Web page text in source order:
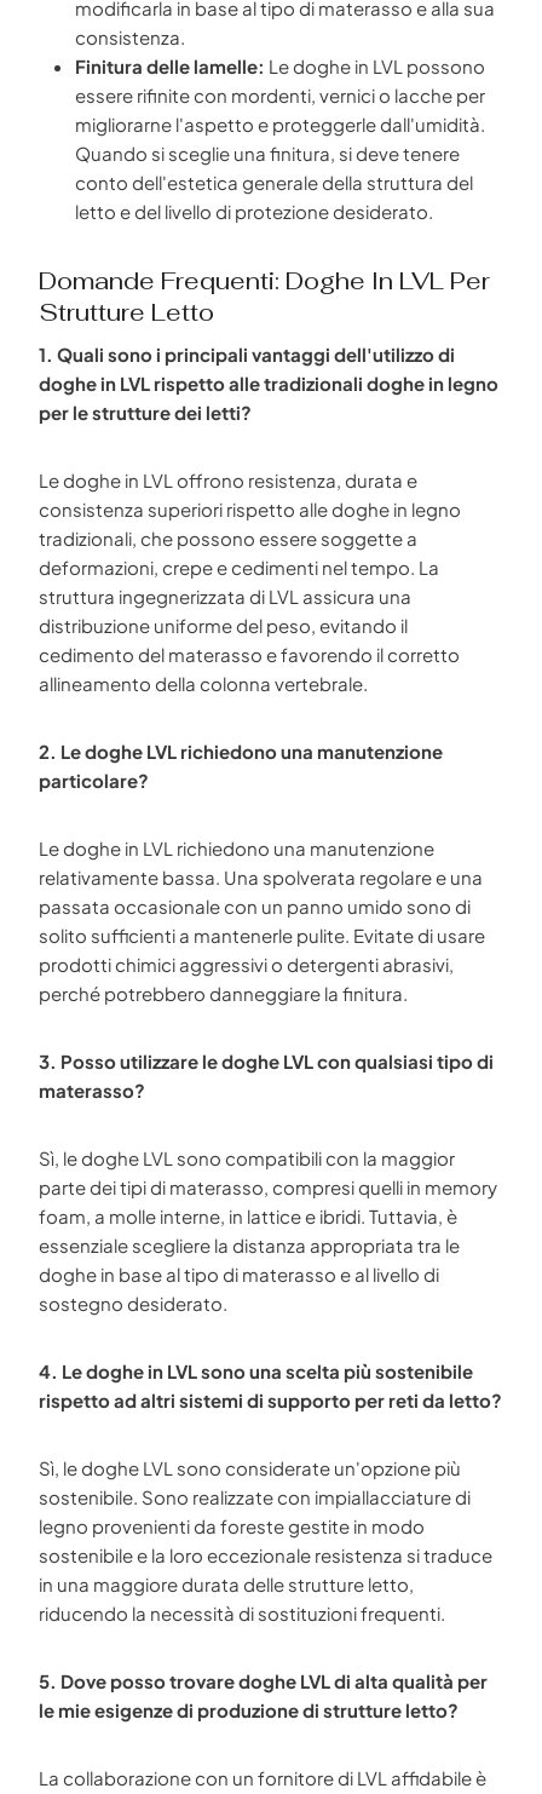
modificarla in base al tipo di materasso e alla sua
consistenza.
Finitura delle lamelle: Le doghe in LVL possono
essere rifinite con mordenti, vernici o lacche per
migliorarne l'aspetto e proteggerle dall'umidità.
Quando si sceglie una finitura, si deve tenere
conto dell'estetica generale della struttura del
letto e del livello di protezione desiderato.
Domande Frequenti: Doghe In LVL Per
Strutture Letto
1. Quali sono i principali vantaggi dell'utilizzo di
doghe in LVL rispetto alle tradizionali doghe in legno
per le strutture dei letti?
Le doghe in LVL offrono resistenza, durata e
consistenza superiori rispetto alle doghe in legno
tradizionali, che possono essere soggette a
deformazioni, crepe e cedimenti nel tempo. La
struttura ingegnerizzata di LVL assicura una
distribuzione uniforme del peso, evitando il
cedimento del materasso e favorendo il corretto
allineamento della colonna vertebrale.
2. Le doghe LVL richiedono una manutenzione
particolare?
Le doghe in LVL richiedono una manutenzione
relativamente bassa. Una spolverata regolare e una
passata occasionale con un panno umido sono di
solito sufficienti a mantenerle pulite. Evitate di usare
prodotti chimici aggressivi o detergenti abrasivi,
perché potrebbero danneggiare la finitura.
3. Posso utilizzare le doghe LVL con qualsiasi tipo di
materasso?
Sì, le doghe LVL sono compatibili con la maggior
parte dei tipi di materasso, compresi quelli in memory
foam, a molle interne, in lattice e ibridi. Tuttavia, è
essenziale scegliere la distanza appropriata tra le
doghe in base al tipo di materasso e al livello di
sostegno desiderato.
4. Le doghe in LVL sono una scelta più sostenibile
rispetto ad altri sistemi di supporto per reti da letto?
Sì, le doghe LVL sono considerate un'opzione più
sostenibile. Sono realizzate con impiallacciature di
legno provenienti da foreste gestite in modo
sostenibile e la loro eccezionale resistenza si traduce
in una maggiore durata delle strutture letto,
riducendo la necessità di sostituzioni frequenti.
5. Dove posso trovare doghe LVL di alta qualità per
le mie esigenze di produzione di strutture letto?
La collaborazione con un fornitore di LVL affidabile è